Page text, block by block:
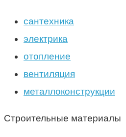
сантехника
электрика
отопление
вентиляция
металлоконструкции
Строительные материалы